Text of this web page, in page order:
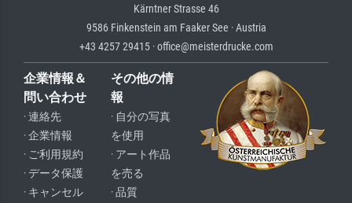
Kärntner Strasse 46
9586 Finkenstein am Faaker See · Austria
+43 4257 29415 · office@meisterdrucke.com
企業情報＆
問い合わせ
· 連絡先
· 企業情報
· ご利用規約
· データ保護
· キャンセル
その他の情
報
· 自分の写真
を使用
· アート作品
を売る
· 品質